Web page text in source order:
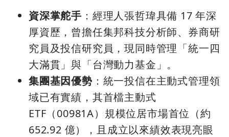
資深掌舵手 ：經理人張哲瑋具備 17 年深
厚資歷，曾擔任集邦科技分析師、券商研
究員及投信研究員，現同時管理「統一四
大滿貫」與「台灣動力基金」。
集團基因優勢 ：統一投信在主動式管理領
域已有實績，其首檔主動式
ETF（00981A）規模位居市場首位（約
652.92 億），且成立以來績效表現亮眼